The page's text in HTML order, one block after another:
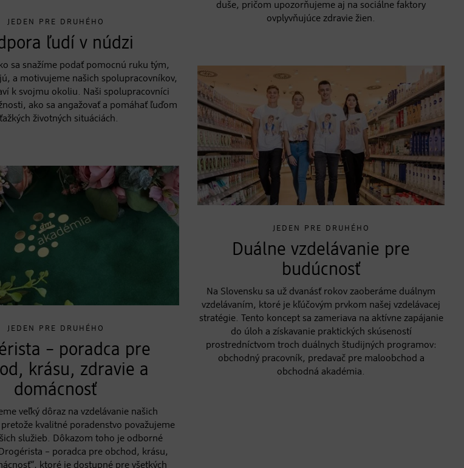
JEDEN PRE DRUHÉHO
ľudí v núdzi
sa snažíme podať pomocnú ruku tým,
a motivujeme našich spolupracovníkov,
k svojmu okoliu. Naši spolupracovníci
ako sa angažovať a pomáhať ľuďom
životných situáciách.
JEDEN PRE DRUHÉHO
– poradca pre
krásu, zdravie a
domácnosť
veľký dôraz na vzdelávanie našich
kvalitné poradenstvo považujeme
služieb. Dôkazom toho je odborné
– poradca pre obchod, krásu,
ktoré je dostupné pre všetkých
duše, pričom upozorňujeme aj na sociálne faktory
ovplyvňujúce zdravie žien.
JEDEN PRE DRUHÉHO
Duálne vzdelávanie pre
budúcnosť
Na Slovensku sa už dvanásť rokov zaoberáme duálnym
vzdelávaním, ktoré je kľúčovým prvkom našej vzdelávacej
stratégie. Tento koncept sa zameriava na aktívne zapájanie
do úloh a získavanie praktických skúseností
prostredníctvom troch duálnych študijných programov:
obchodný pracovník, predavač pre maloobchod a
obchodná akadémia.